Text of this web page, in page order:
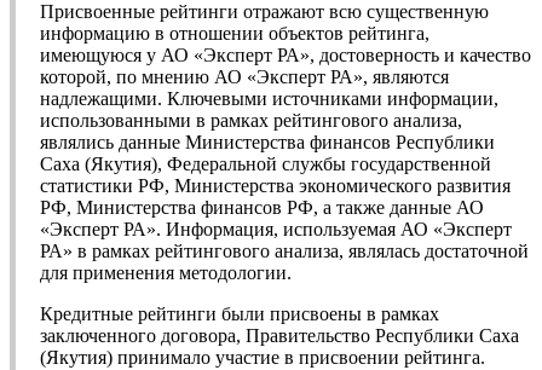
Присвоенные рейтинги отражают всю существенную
информацию в отношении объектов рейтинга,
имеющуюся у АО «Эксперт РА», достоверность и качество
которой, по мнению АО «Эксперт РА», являются
надлежащими. Ключевыми источниками информации,
использованными в рамках рейтингового анализа,
являлись данные Министерства финансов Республики
Саха (Якутия), Федеральной службы государственной
статистики РФ, Министерства экономического развития
РФ, Министерства финансов РФ, а также данные АО
«Эксперт РА». Информация, используемая АО «Эксперт
РА» в рамках рейтингового анализа, являлась достаточной
для применения методологии.
Кредитные рейтинги были присвоены в рамках
заключенного договора, Правительство Республики Саха
(Якутия) принимало участие в присвоении рейтинга.